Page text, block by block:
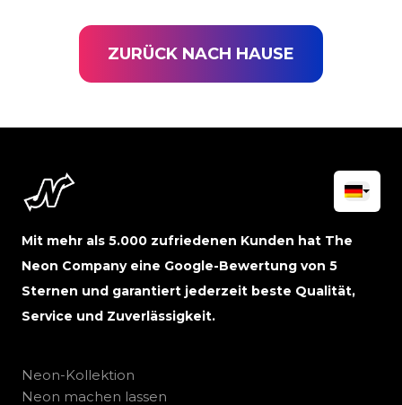
ZURÜCK NACH HAUSE
Mit mehr als 5.000 zufriedenen Kunden hat The
Neon Company eine Google-Bewertung von 5
Sternen und garantiert jederzeit beste Qualität,
Service und Zuverlässigkeit.
Neon-Kollektion
Neon machen lassen